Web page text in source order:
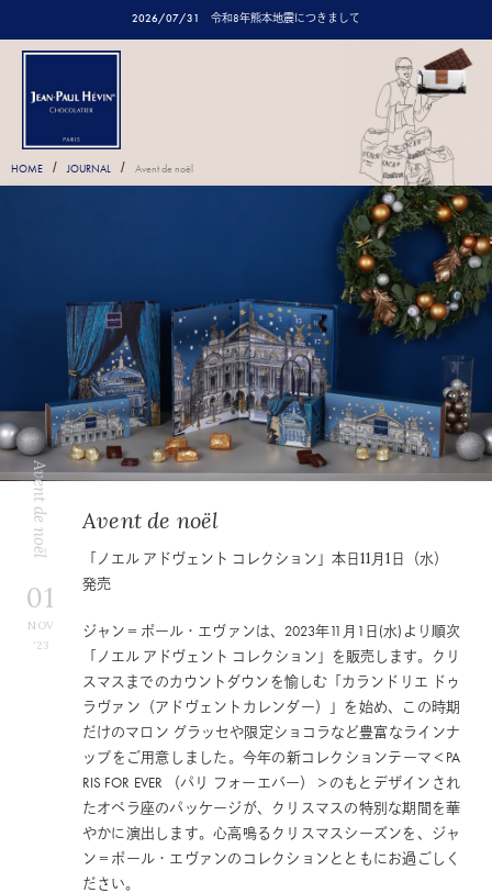
2026/07/31 令和8年熊本地震につきまして
HOME / JOURNAL / Avent de noël
Avent de noël
01
NOV
’23
Avent de noël
「ノエル アドヴェント コレクション」本日11月1日（水）
発売
ジャン＝ポール・エヴァンは、2023年11月1日(水)より順次
「ノエル アドヴェント コレクション」を販売します。クリ
スマスまでのカウントダウンを愉しむ「カランドリエ ドゥ
ラヴァン（アドヴェントカレンダー）」を始め、この時期
だけのマロン グラッセや限定ショコラなど豊富なラインナ
ップをご用意しました。今年の新コレクションテーマ＜PA
RIS FOR EVER （パリ フォーエバー）＞のもとデザインされ
たオペラ座のパッケージが、クリスマスの特別な期間を華
やかに演出します。心高鳴るクリスマスシーズンを、ジャ
ン＝ポール・エヴァンのコレクションとともにお過ごしく
ださい。